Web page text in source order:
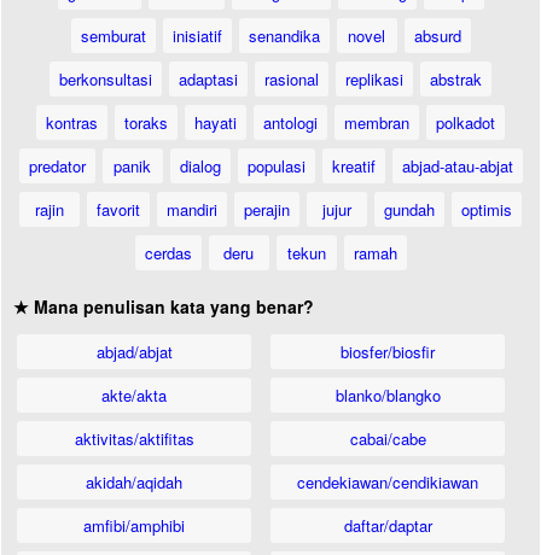
semburat
inisiatif senandika novel
absurd
berkonsultasi
adaptasi rasional replikasi
abstrak
kontras
toraks hayati antologi membran
polkadot
predator
panik dialog populasi kreatif
abjad-atau-abjat
rajin
favorit mandiri perajin jujur gundah
optimis
cerdas
deru tekun ramah
★ Mana penulisan kata yang benar?
abjad/abjat
akte/akta
aktivitas/aktifitas
akidah/aqidah
amfibi/amphibi
biosfer/biosfir
blanko/blangko
cabai/cabe
cendekiawan/cendikiawan
daftar/daptar